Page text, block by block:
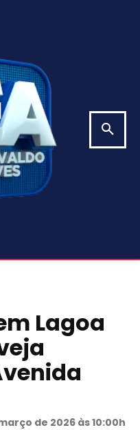
Lagoa
de 2026 às 10:00h